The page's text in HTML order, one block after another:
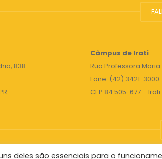
838
Câmpus de Irati
Rua Professora
Fone: (42) 3421-3000
CEP 84.505-677 – Irati
deles são essenciais para o